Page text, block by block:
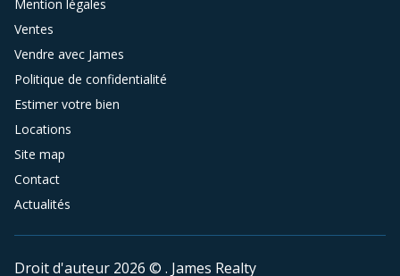
Mention légales
Ventes
Vendre avec James
Politique de confidentialité
Estimer votre bien
Locations
Site map
Contact
Actualités
Droit d'auteur 2026 © . James Realty